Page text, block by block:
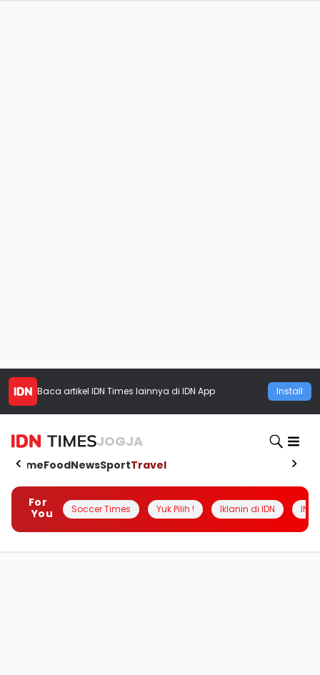
Baca artikel IDN Times lainnya di IDN App Install
JOGJA
HomeFoodNewsSportTravel
For
You
Soccer Times Yuk Pilih ! Iklanin di IDN